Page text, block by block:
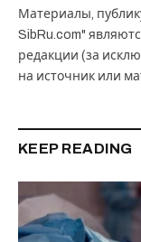
Материалы,
SibRu.com"
редакции (за
на источник или
KEEP READING